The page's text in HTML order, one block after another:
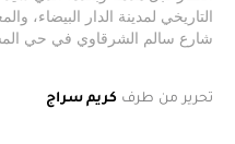
التاريخي لمدينة الدار البيضاء،
شارع سالم الشرقاوي في حي
تحرير من طرف كريم سراج